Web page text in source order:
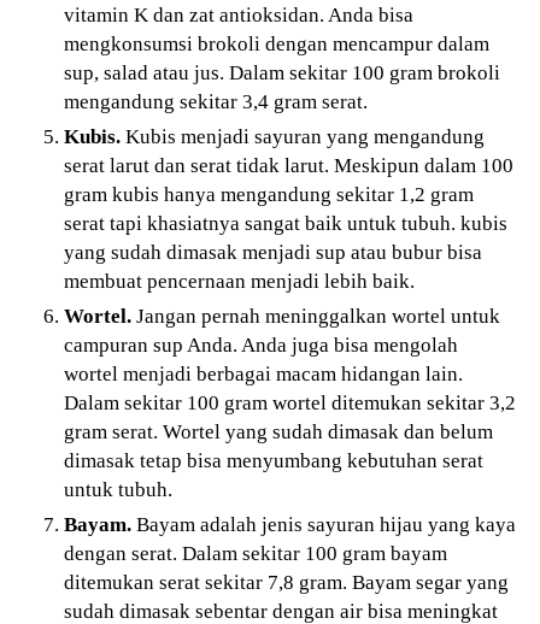
vitamin K dan zat antioksidan. Anda bisa
mengkonsumsi brokoli dengan mencampur dalam
sup, salad atau jus. Dalam sekitar 100 gram brokoli
mengandung sekitar 3,4 gram serat.
Kubis.Kubis menjadi sayuran yang mengandung
serat larut dan serat tidak larut. Meskipun dalam 100
gram kubis hanya mengandung sekitar 1,2 gram
serat tapi khasiatnya sangat baik untuk tubuh. kubis
yang sudah dimasak menjadi sup atau bubur bisa
membuat pencernaan menjadi lebih baik.
Wortel.Jangan pernah meninggalkan wortel untuk
campuran sup Anda. Anda juga bisa mengolah
wortel menjadi berbagai macam hidangan lain.
Dalam sekitar 100 gram wortel ditemukan sekitar 3,2
gram serat. Wortel yang sudah dimasak dan belum
dimasak tetap bisa menyumbang kebutuhan serat
untuk tubuh.
Bayam.Bayam adalah jenis sayuran hijau yang kaya
dengan serat. Dalam sekitar 100 gram bayam
ditemukan serat sekitar 7,8 gram. Bayam segar yang
sudah dimasak sebentar dengan air bisa meningkat